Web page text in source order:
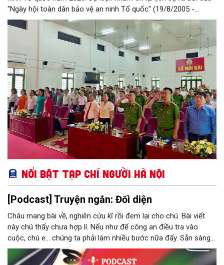
"Ngày hội toàn dân bảo vệ an ninh Tổ quốc" (19/8/2005 -
19/8/2026); phát huy tinh thần Đại đoàn kết toàn dân, khẳng
định vai trò chủ thể của Nhân dân trong bảo vệ an ninh, trật tự
để xây dựng vững chắc "thế trận lòng dân".
Nổi bật Tạp chí Người Hà Nội
[Podcast] Truyện ngắn: Đối diện
Cháu mang bài về, nghiên cứu kĩ rồi đem lại cho chú. Bài viết
này chú thấy chưa hợp lí. Nếu như để công an điều tra vào
cuộc, chú e… chúng ta phải làm nhiều bước nữa đấy. Sẵn sàng
thì tiếp tục nhé! Chú Minh cầm tập bài viết đưa lại cho Thy. Cô
ngại ngùng đỡ lấy. Đây là lần thứ ba, loạt bài phóng sự của mình